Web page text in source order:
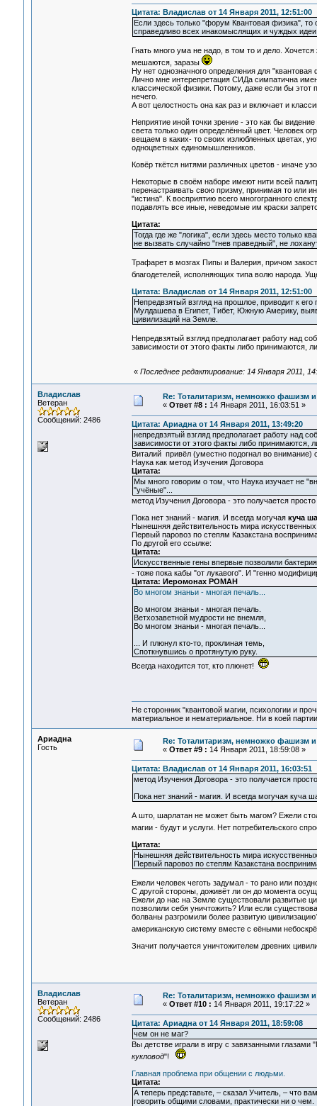
Цитата: Владислав от 14 Января 2011, 12:51:00
Если здесь только "форум Квантовая физика",
справедливо всех инакомыслящих и чуждых
Гнать много ума не надо, в том то и дело.
мешаются, заразы
Ну нет однозначного определения для
Лично мне интерепретация СИДа симпатична
классической физики. Потому, даже если бы этот
нечего.
А вот целостность она как раз и включает и
Неприятие иной точки зрение - это как бы
света только один определённый цвет. Человек
вещаем в каких- то своих излюбленных цветах,
одноцветных единомышленников.
Ковёр ткётся нитями различных цветов - иначе
Некоторые в своём наборе имеют нити всей
перенастраивать свою призму, принимая то или
"истина". К восприятию всего многогранного
подавлять все иные, неведомые им краски
Цитата:
Тогда где же "логика", если здесь место только
не вызвать случайно "гнев праведный", не
Трафарет в мозгах Пипы и Валерия, причом
благодетелей, исполняющих типа волю народа.
Цитата: Владислав от 14 Января 2011, 12:51:00
Непредвзятый взгляд на прошлое, приводит к
Мулдашева в Египет, Тибет, Южную Америку,
цивилизаций на Земле.
Непредвзятый взгляд предполагает работу над
зависимости от этого факты либо принимаются,
« Последнее редактирование: 14 Января 2011,
Владислав
Ветеран
Сообщений: 2486
Re: Тоталитаризм, немножко фашизм и
« Ответ #8 : 14 Января 2011, 16:03:51 »
Цитата: Ариадна от 14 Января 2011, 13:49:20
непредвзятый взгляд предполагает работу над
зависимости от этого факты либо принимаются,
Виталий привёл (уместно подогнал во внимание)
Наука как метод Изучения Договора
Цитата:
Мы много говорим о том, что Наука изучает не
"учёные"...
метод Изучения Договора - это получается
Пока нет знаний - магия. И всегда могучая куча
Нынешняя действительность мира
Первый паровоз по степям Казакстана
По другой его ссылке:
Цитата:
Искусственные гены впервые позволили
- тоже пока кабы "от лукавого". И "генно
Цитата: Иеромонах РОМАН
Во многом знаньи - многая печаль...
Во многом знаньи - многая печаль.
Ветхозаветной мудрости не внемля,
Во многом знаньи - многая печаль...
... И плюнул кто-то, проклиная темь,
Споткнувшись о протянутую руку.
Всегда находится тот, кто плюнет!
Не сторонник "квантовой магии, психологии и
материальное и нематериальное. Ни в коей
Ариадна
Гость
Re: Тоталитаризм, немножко фашизм и
« Ответ #9 : 14 Января 2011, 18:59:08 »
Цитата: Владислав от 14 Января 2011, 16:03:51
метод Изучения Договора - это получается
Пока нет знаний - магия. И всегда могучая куча
А што, шарлатан не может быть магом? Ежели
магии - будут и услуги. Нет потребительского
Цитата:
Нынешняя действительность мира
Первый паровоз по степям Казакстана
Ежели человек чеготь задумал - то рано или
С другой стороны, доживёт ли он до момента
Ежели до нас на Земле существовали развитые
позволили себя уничтожить? Или если
болваны разгромили более развитую
американскую систему вместе с еёными
Значит получается уничтожителем древних
Владислав
Ветеран
Сообщений: 2486
Re: Тоталитаризм, немножко фашизм и
« Ответ #10 : 14 Января 2011, 19:17:22 »
Цитата: Ариадна от 14 Января 2011, 18:59:08
чем он не маг?
Вы детстве играли в игру с завязанными
кукловод"!
Главная проблема при общении с людьми.
Цитата:
А теперь представьте, – сказал Учитель, – что
говорить общими словами, практически ни о чем.